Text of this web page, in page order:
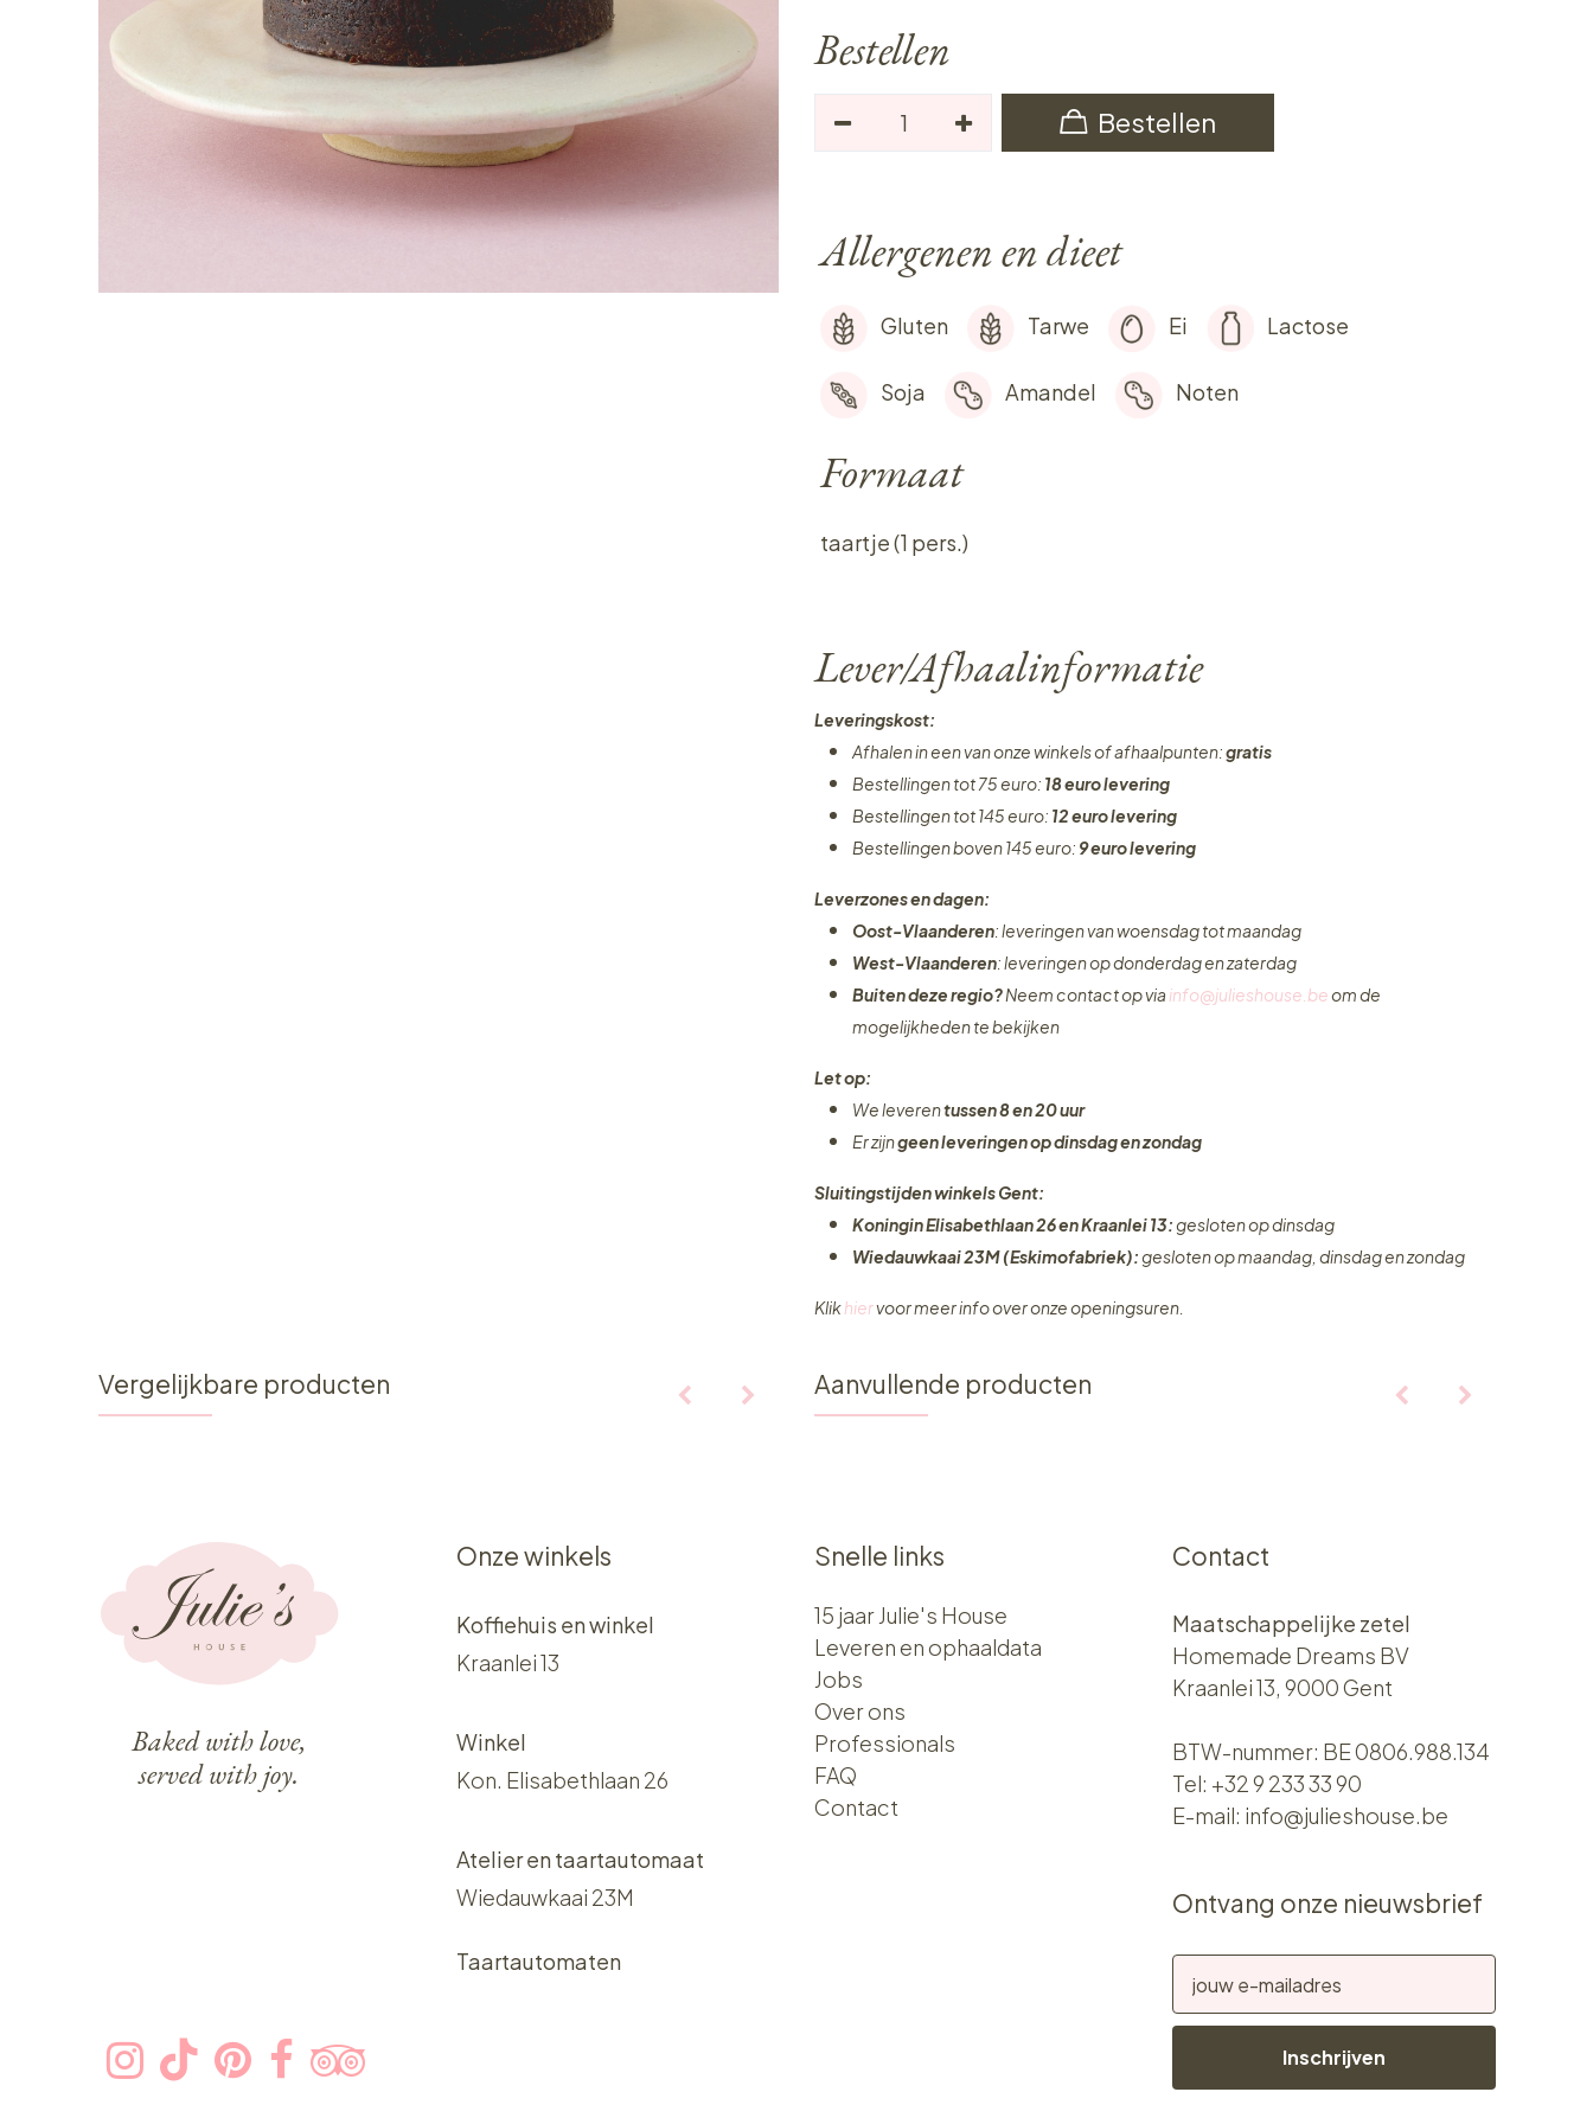
Bestellen
Bestellen
Allergenen en dieet
Gluten Tarwe Ei Lactose
Soja Amandel Noten
Formaat
taartje (1 pers.)
Lever/Afhaalinformatie
Leveringskost:
Afhalen in een van onze winkels of afhaalpunten:gratis
Bestellingen tot 75 euro: 18 euro levering
Bestellingen tot 145 euro: 12 euro levering
Bestellingen boven 145 euro: 9 euro levering
Leverzones en dagen:
Oost-Vlaanderen: leveringen van woensdag tot maandag
West-Vlaanderen: leveringen op donderdag en zaterdag
Buiten deze regio?Neem contact op via info@julieshouse.beom de
mogelijkheden te bekijken
Let op:
We leverentussen 8 en 20 uur
Er zijngeen leveringenop dinsdag en zondag
Sluitingstijden winkels Gent:
Koningin Elisabethlaan 26 en Kraanlei 13:gesloten op dinsdag
Wiedauwkaai 23M (Eskimofabriek):gesloten op maandag, dinsdag en zondag
Klikhiervoor meer info over onze openingsuren.
Vergelijkbare producten Aanvullende producten
Baked with love,
served with joy.
Onze winkels
Koffiehuis en winkel
Kraanlei 13
Winkel
Kon. Elisabethlaan 26
Atelier en taartautomaat
Wiedauwkaai 23M
Taartautomaten
Snelle links
15 jaar Julie's House
Leveren en ophaaldata
Jobs
Over ons​​
Professionals
FAQ
Contact
Contact
Maatschappelijke zetel
Homemade Dreams BV
Kraanlei 13, 9000 Gent
BTW-nummer: BE 0806.988.134
Tel: +32 9 233 33 90
E-mail: info@julieshouse.be
Ontvang onze nieuwsbrief
Inschrijven